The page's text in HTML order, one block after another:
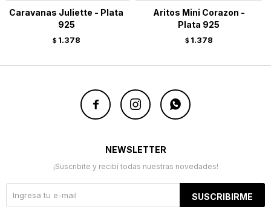
Caravanas Juliette - Plata
925
$ 1.378
Aritos Mini Corazon -
Plata 925
$ 1.378
  
NEWSLETTER
¡Suscribite y recibí todas nuestras novedades!
SUSCRIBIRME